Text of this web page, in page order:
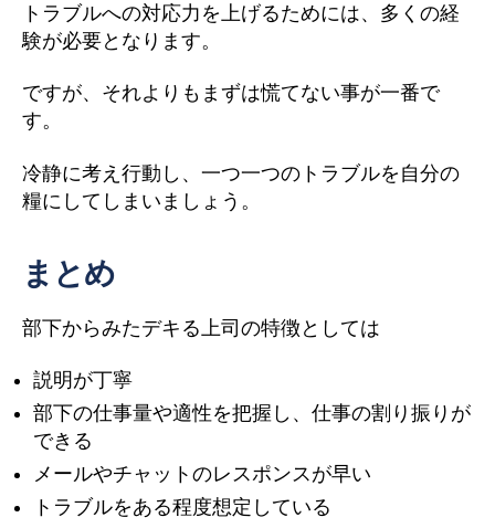
トラブルへの対応力を上げるためには、多くの経
験が必要となります。
ですが、それよりもまずは慌てない事が一番で
す。
冷静に考え行動し、一つ一つのトラブルを自分の
糧にしてしまいましょう。
まとめ
部下からみたデキる上司の特徴としては
説明が丁寧
部下の仕事量や適性を把握し、仕事の割り振りが
できる
メールやチャットのレスポンスが早い
トラブルをある程度想定している